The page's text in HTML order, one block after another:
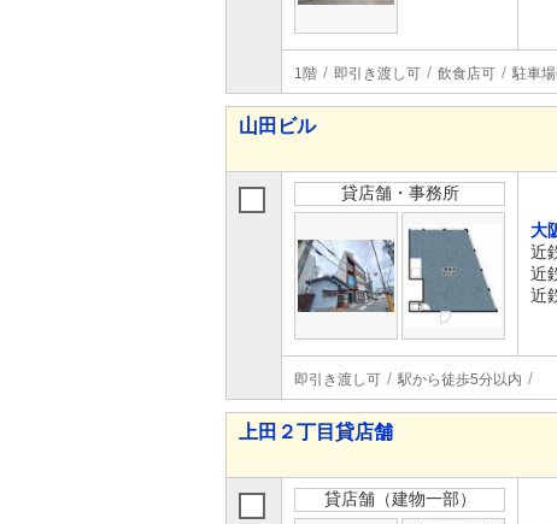
1階 即引き渡し可 飲食店可 駐車
山田ビル
貸店舗・事務所
大
近
近
近
即引き渡し可 駅から徒歩5分以内
上田２丁目貸店舗
貸店舗（建物一部）